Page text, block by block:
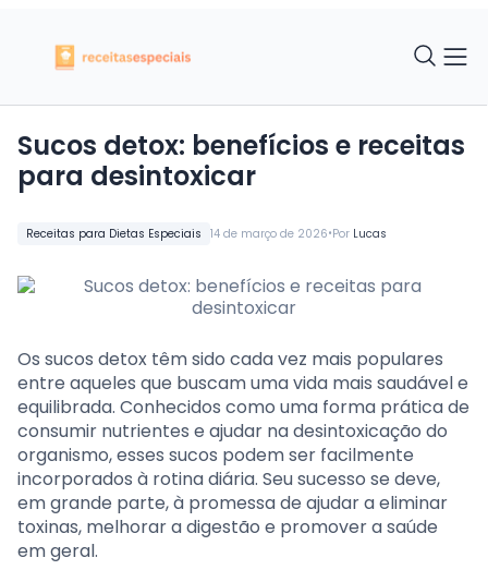
Receitas para Dietas Especiais 14 de março de 2026•Por Lucas
Sucos detox: benefícios e receitas
para desintoxicar
Os sucos detox têm sido cada vez mais populares
entre aqueles que buscam uma vida mais saudável e
equilibrada. Conhecidos como uma forma prática de
consumir nutrientes e ajudar na desintoxicação do
organismo, esses sucos podem ser facilmente
incorporados à rotina diária. Seu sucesso se deve,
em grande parte, à promessa de ajudar a eliminar
toxinas, melhorar a digestão e promover a saúde
em geral.